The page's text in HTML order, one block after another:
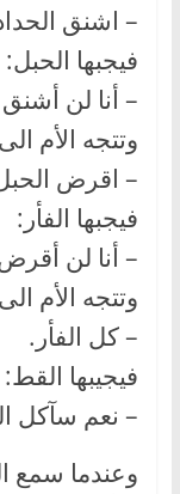
– اشنق
فيجبها الحبل:
– أنا لن
وتتجه الأم
– اقرض
فيجبها الفأر:
– أنا لن
وتتجه الأم
– كل الفأر.
فيجيبها القط:
– نعم سآكل
وعندما سمع